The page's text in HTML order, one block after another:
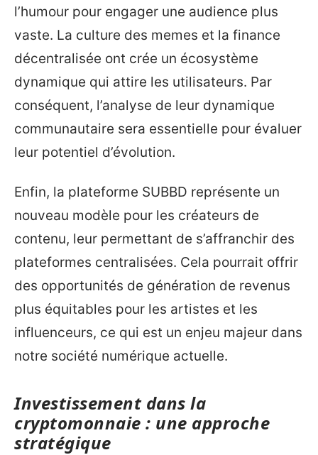
l’humour pour engager une audience plus
vaste. La culture des memes et la finance
décentralisée ont crée un écosystème
dynamique qui attire les utilisateurs. Par
conséquent, l’analyse de leur dynamique
communautaire sera essentielle pour évaluer
leur potentiel d’évolution.
Enfin, la plateforme SUBBD représente un
nouveau modèle pour les créateurs de
contenu, leur permettant de s’affranchir des
plateformes centralisées. Cela pourrait offrir
des opportunités de génération de revenus
plus équitables pour les artistes et les
influenceurs, ce qui est un enjeu majeur dans
notre société numérique actuelle.
Investissement dans la
cryptomonnaie : une approche
stratégique